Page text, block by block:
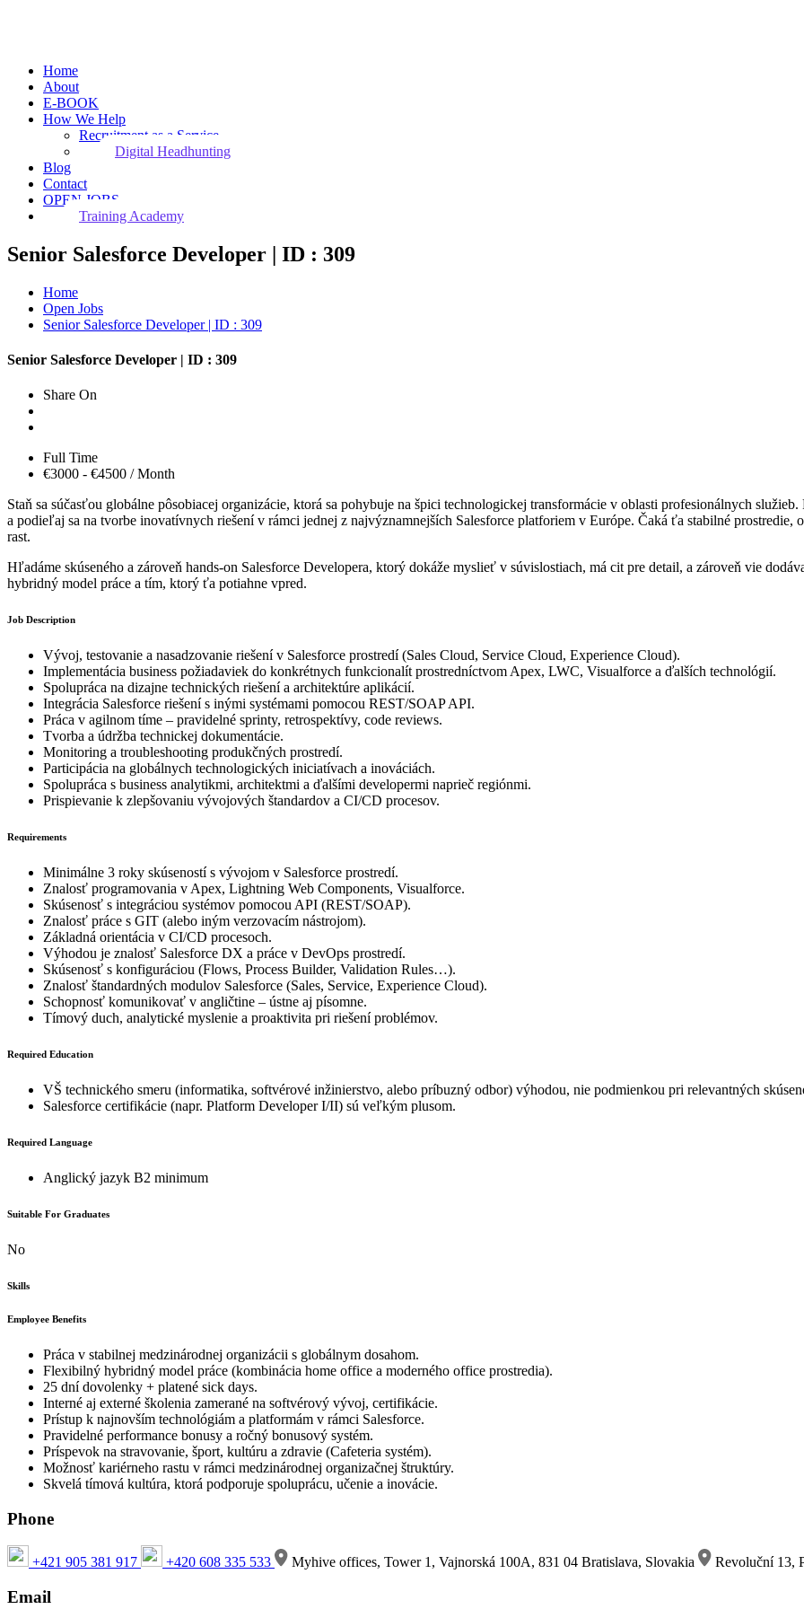
Home
About
E-BOOK
How We Help
Recruitment as a Service
Digital Headhunting
Blog
Contact
OPEN JOBS
Training Academy
Senior Salesforce Developer | ID : 309
Home
Open Jobs
Senior Salesforce Developer | ID : 309
Senior Salesforce Developer | ID : 309
Share On
Full Time
€3000 - €4500 / Month
Staň sa súčasťou globálne pôsobiacej organizácie, ktorá sa pohybuje na špici technologickej transformácie v oblasti profesionálnych
a podieľaj sa na tvorbe inovatívnych riešení v rámci jednej z najvýznamnejších Salesforce platforiem v Európe. Čaká ťa stabilné
rast.
Hľadáme skúseného a zároveň hands-on Salesforce Developera, ktorý dokáže myslieť v súvislostiach, má cit pre detail, a zároveň vie
hybridný model práce a tím, ktorý ťa potiahne vpred.
Job Description
Vývoj, testovanie a nasadzovanie riešení v Salesforce prostredí (Sales Cloud, Service Cloud, Experience Cloud).
Implementácia business požiadaviek do konkrétnych funkcionalít prostredníctvom Apex, LWC, Visualforce a ďalších technológií.
Spolupráca na dizajne technických riešení a architektúre aplikácií.
Integrácia Salesforce riešení s inými systémami pomocou REST/SOAP API.
Práca v agilnom tíme – pravidelné sprinty, retrospektívy, code reviews.
Tvorba a údržba technickej dokumentácie.
Monitoring a troubleshooting produkčných prostredí.
Participácia na globálnych technologických iniciatívach a inováciách.
Spolupráca s business analytikmi, architektmi a ďalšími developermi naprieč regiónmi.
Prispievanie k zlepšovaniu vývojových štandardov a CI/CD procesov.
Requirements
Minimálne 3 roky skúseností s vývojom v Salesforce prostredí.
Znalosť programovania v Apex, Lightning Web Components, Visualforce.
Skúsenosť s integráciou systémov pomocou API (REST/SOAP).
Znalosť práce s GIT (alebo iným verzovacím nástrojom).
Základná orientácia v CI/CD procesoch.
Výhodou je znalosť Salesforce DX a práce v DevOps prostredí.
Skúsenosť s konfiguráciou (Flows, Process Builder, Validation Rules…).
Znalosť štandardných modulov Salesforce (Sales, Service, Experience Cloud).
Schopnosť komunikovať v angličtine – ústne aj písomne.
Tímový duch, analytické myslenie a proaktivita pri riešení problémov.
Required Education
VŠ technického smeru (informatika, softvérové inžinierstvo, alebo príbuzný odbor) výhodou, nie podmienkou pri relevantných
Salesforce certifikácie (napr. Platform Developer I/II) sú veľkým plusom.
Required Language
Anglický jazyk B2 minimum
Suitable For Graduates
No
Skills
Employee Benefits
Práca v stabilnej medzinárodnej organizácii s globálnym dosahom.
Flexibilný hybridný model práce (kombinácia home office a moderného office prostredia).
25 dní dovolenky + platené sick days.
Interné aj externé školenia zamerané na softvérový vývoj, certifikácie.
Prístup k najnovším technológiám a platformám v rámci Salesforce.
Pravidelné performance bonusy a ročný bonusový systém.
Príspevok na stravovanie, šport, kultúru a zdravie (Cafeteria systém).
Možnosť kariérneho rastu v rámci medzinárodnej organizačnej štruktúry.
Skvelá tímová kultúra, ktorá podporuje spoluprácu, učenie a inovácie.
Phone
+421 905 381 917 +420 608 335 533 Myhive offices, Tower 1, Vajnorská 100A, 831 04 Bratislava, Slovakia Revoluční 13,
Email